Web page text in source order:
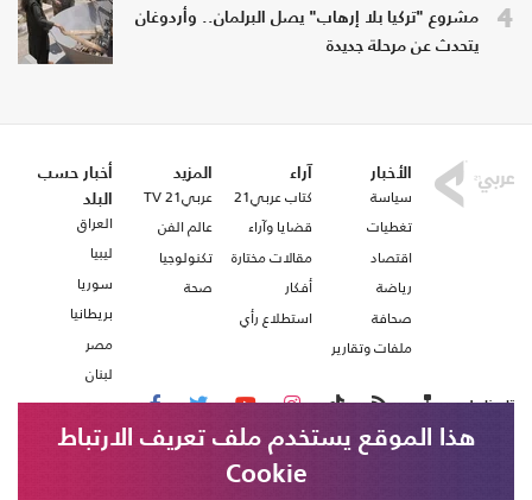
4
مشروع "تركيا بلا إرهاب" يصل البرلمان.. وأردوغان
يتحدث عن مرحلة جديدة
الأخبار
سياسة
تغطيات
اقتصاد
رياضة
صحافة
ملفات وتقارير
آراء
كتاب عربي21
قضايا وآراء
مقالات مختارة
أفكار
استطلاع رأي
المزيد
عربي21 TV
عالم الفن
تكنولوجيا
صحة
أخبار حسب
البلد
العراق
ليبيا
سوريا
بريطانيا
مصر
لبنان
تابعنا على
هذا الموقع يستخدم ملف تعريف الارتباط
Cookie